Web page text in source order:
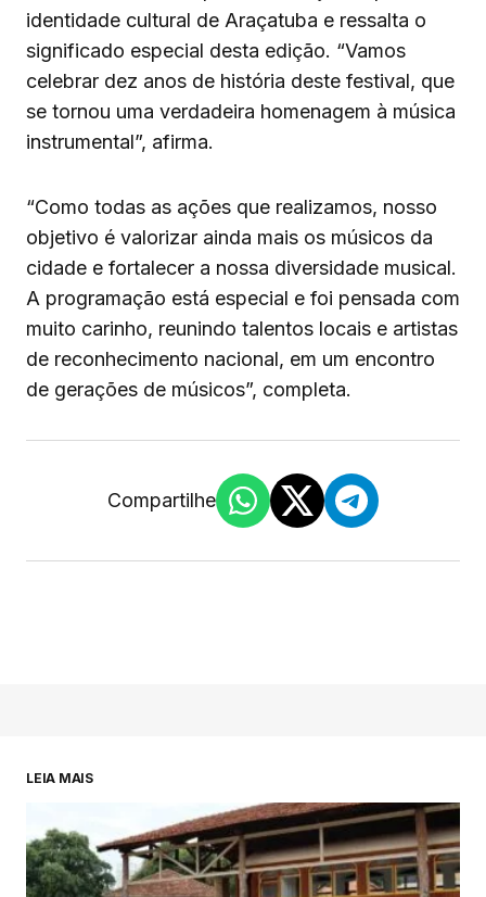
identidade cultural de Araçatuba e ressalta o
significado especial desta edição. “Vamos
celebrar dez anos de história deste festival, que
se tornou uma verdadeira homenagem à música
instrumental”, afirma.
“Como todas as ações que realizamos, nosso
objetivo é valorizar ainda mais os músicos da
cidade e fortalecer a nossa diversidade musical.
A programação está especial e foi pensada com
muito carinho, reunindo talentos locais e artistas
de reconhecimento nacional, em um encontro
de gerações de músicos”, completa.
Compartilhe
LEIA MAIS